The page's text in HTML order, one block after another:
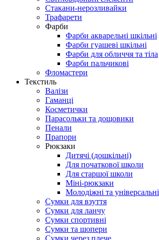
Стакани-нерозливайки
Трафарети
Фарби
Фарби акварельні шкільні
Фарби гуашеві шкільні
Фарби для обличчя та тіла
Фарби пальчикові
Фломастери
Текстиль
Валізи
Гаманці
Косметички
Парасольки та дощовики
Пенали
Прапори
Рюкзаки
Дитячі (дошкільні)
Для початкової школи
Для старшої школи
Міні-рюкзаки
Молодіжні та універсальні
Сумки для взуття
Сумки для ланчу
Сумки спортивні
Сумки та шопери
Сумки через плече